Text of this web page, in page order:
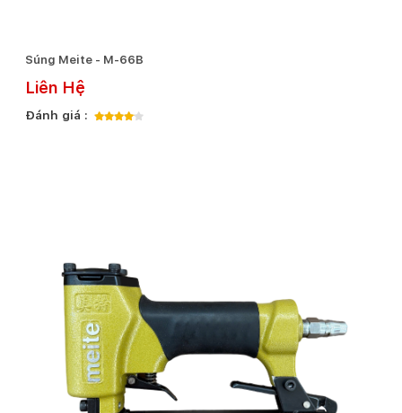
Súng Meite - M-66B
Liên Hệ
Đánh giá :